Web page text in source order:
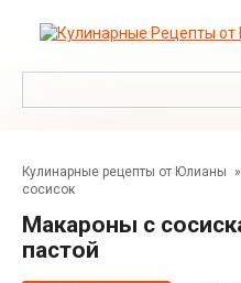
Кулинарные рецепты от Юлианы »
сосисок
Макароны с сосисками и томатной
пастой